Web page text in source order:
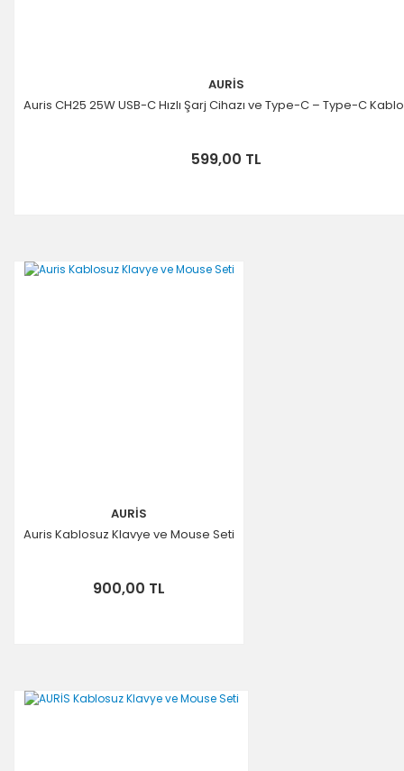
AURİS
Auris CH25 25W USB-C Hızlı Şarj Cihazı ve Type-C – Type-C
599,00 TL
AURİS
Auris Kablosuz Klavye ve Mouse Seti
900,00 TL